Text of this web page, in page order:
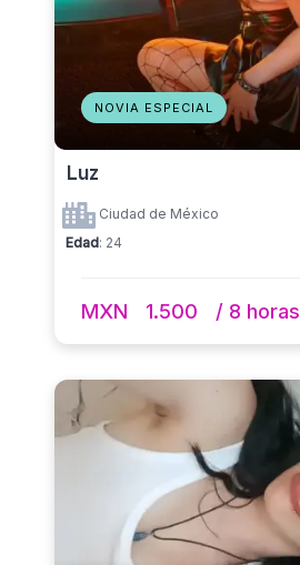
NOVIA ESPECIAL
Luz
Ciudad de México
Edad: 24
MXN 1.500 / 8 horas